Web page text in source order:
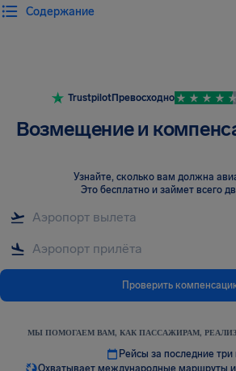
Содержание
TrustpilotПревосходно
Возмещение и
Узнайте, сколько вам должна
Это бесплатно и займет всего
Проверить
МЫ ПОМОГАЕМ ВАМ, КАК ПАССАЖИРАМ,
Рейсы за последние три
Охватывает международные маршруты